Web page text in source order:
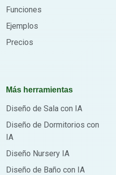
Funciones
Ejemplos
Precios
Más herramientas
Diseño de Sala con IA
Diseño de Dormitorios con
IA
Diseño Nursery IA
Diseño de Baño con IA